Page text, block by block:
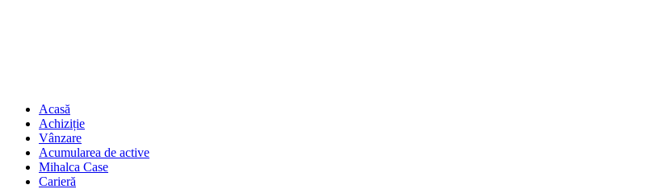
Acasă
Achiziție
Vânzare
Acumularea de active
Mihalca Case
Carieră